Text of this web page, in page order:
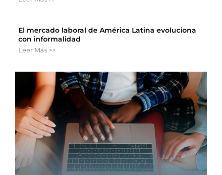
El mercado laboral de América Latina evoluciona
con informalidad
Leer Más >>